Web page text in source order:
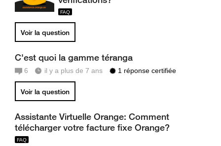
Voir la question
C'est quoi la gamme téranga
6 il y a plus de 7 ans 1 réponse certifiée
Voir la question
Assistante Virtuelle Orange: Comment
télécharger votre facture fixe Orange?